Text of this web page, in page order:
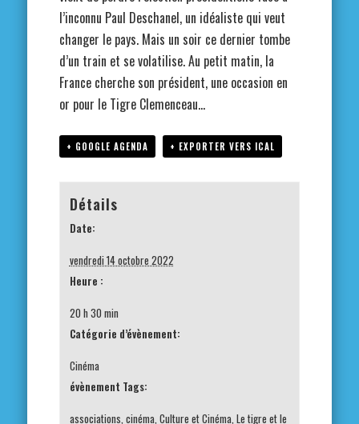
l’inconnu Paul Deschanel, un idéaliste qui veut
changer le pays. Mais un soir ce dernier tombe
d’un train et se volatilise. Au petit matin, la
France cherche son président, une occasion en
or pour le Tigre Clemenceau…
+ GOOGLE AGENDA + EXPORTER VERS ICAL
Détails
Date:
vendredi 14 octobre 2022
Heure :
20 h 30 min
Catégorie d’évènement:
Cinéma
évènement Tags:
associations cinéma Culture et Cinéma Le tigre et le